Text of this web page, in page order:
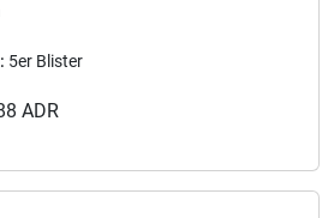
5er Blister
ADR